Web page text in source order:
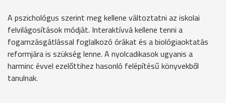
A pszichológus szerint meg kellene változtatni az iskolai
felvilágosítások módját. Interaktívvá kellene tenni a
fogamzásgátlással foglalkozó órákat és a biológiaoktatás
reformjára is szükség lenne. A nyolcadikasok ugyanis a
harminc évvel ezelőttihez hasonló felépítésű könyvekből
tanulnak.